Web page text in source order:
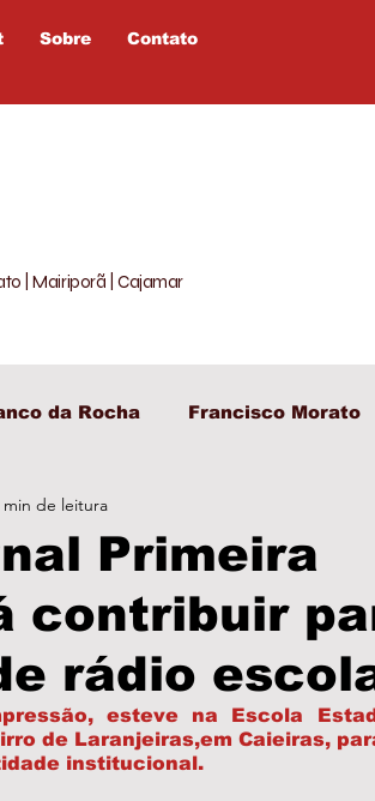
Sobre Contato
| Mairiporã | Cajamar
da Rocha Francisco Morato
Informe Publicitário
Primeira
contribuir
rádio
min de leitura
esteve na Escola
de Laranjeiras,em Caieiras,
institucional.